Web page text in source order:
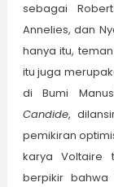
sebagai
Annelies, dan
hanya itu,
itu juga
di Bumi
Candide,
pemikiran
karya Voltaire
berpikir